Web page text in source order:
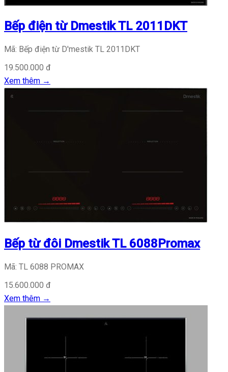
Bếp điện từ Dmestik TL 2011DKT
Mã: Bếp điện từ D'mestik TL 2011DKT
19.500.000 đ
Xem thêm →
Bếp từ đôi Dmestik TL 6088Promax
Mã: TL 6088 PROMAX
15.600.000 đ
Xem thêm →